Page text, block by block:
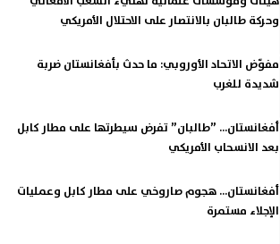
وحركة طالبان بالانتصار على الاحتلال الأمريكي
مفوّض الاتحاد الأوروبي: ما حدث بأفغانستان ضربة
شديدة للغرب
أفغانستان... ”طالبان” تفرض سيطرتها على مطار كابل
بعد الانسحاب الأمريكي
أفغانستان... هجوم صاروخي على مطار كابل وعمليات
الإجلاء مستمرة